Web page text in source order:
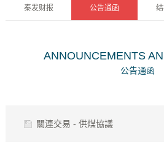
秦发财报 公告通函
ANNOUNCEMENTS
公告通函
關連交易 - 供煤協議